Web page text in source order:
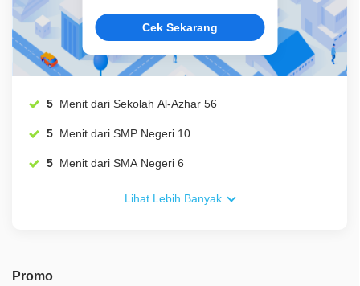
Cek Sekarang
5 Menit dari Sekolah Al-Azhar 56
5 Menit dari SMP Negeri 10
5 Menit dari SMA Negeri 6
Lihat Lebih Banyak
Promo